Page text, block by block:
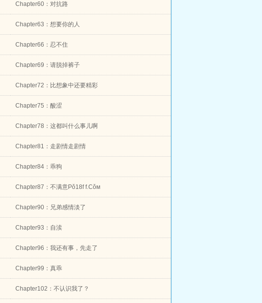
Chapter60：对抗路
Chapter63：想要你的人
Chapter66：忍不住
Chapter69：请脱掉裤子
Chapter72：比想象中还要精彩
Chapter75：酸涩
Chapter78：这都叫什么事儿啊
Chapter81：走剧情走剧情
Chapter84：乖狗
Chapter87：不满意Pǒ18f f.Cǒм
Chapter90：兄弟感情淡了
Chapter93：自渎
Chapter96：我还有事，先走了
Chapter99：真乖
Chapter102：不认识我了？